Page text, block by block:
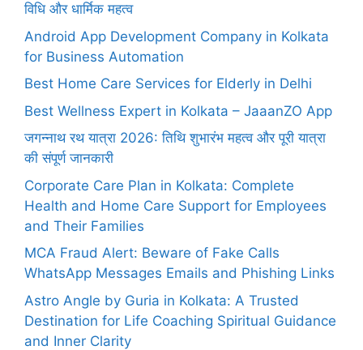
विधि और धार्मिक महत्व
Android App Development Company in Kolkata
for Business Automation
Best Home Care Services for Elderly in Delhi
Best Wellness Expert in Kolkata – JaaanZO App
जगन्नाथ रथ यात्रा 2026: तिथि शुभारंभ महत्व और पूरी यात्रा
की संपूर्ण जानकारी
Corporate Care Plan in Kolkata: Complete
Health and Home Care Support for Employees
and Their Families
MCA Fraud Alert: Beware of Fake Calls
WhatsApp Messages Emails and Phishing Links
Astro Angle by Guria in Kolkata: A Trusted
Destination for Life Coaching Spiritual Guidance
and Inner Clarity